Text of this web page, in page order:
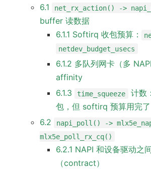
6.1
net_rx_action() ->
buffer 读数据
6.1.1 Softirq 收包预算：
netdev_budget_usecs
6.1.2 多队列网卡（多
affinity
6.1.3
time_squeeze
计数
包，但 softirq 预算用完了
6.2
napi_poll() ->
mlx5e_poll_rx_cq()
6.2.1 NAPI 和设备驱动之
（contract）